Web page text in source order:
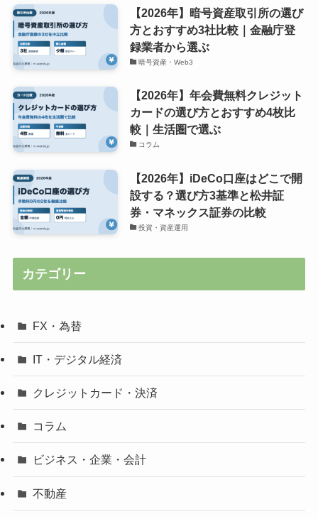
【2026年】暗号資産取引所の選び
方とおすすめ3社比較｜金融庁登
録業者から選ぶ
暗号資産・Web3
【2026年】年会費無料クレジット
カードの選び方とおすすめ4枚比
較｜生活圏で選ぶ
コラム
【2026年】iDeCo口座はどこで開
設する？選び方3基準と松井証
券・マネックス証券の比較
投資・資産運用
カテゴリー
FX・為替
IT・デジタル経済
クレジットカード・決済
コラム
ビジネス・企業・会計
不動産